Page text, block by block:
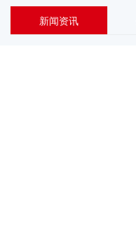
新闻资讯